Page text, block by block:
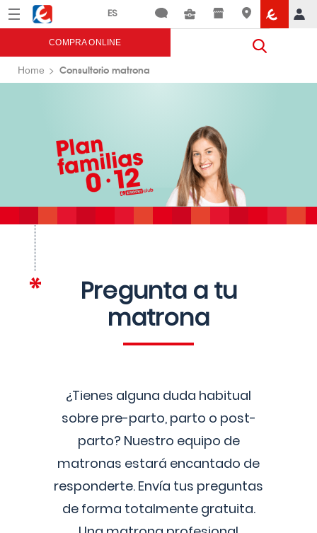
Menú Eroski
COMPRA ONLINE
Home Consultorio matrona
Pregunta a tu
matrona
¿Tienes alguna duda habitual
sobre pre-parto, parto o post-
parto? Nuestro equipo de
matronas estará encantado de
responderte. Envía tus preguntas
de forma totalmente gratuita.